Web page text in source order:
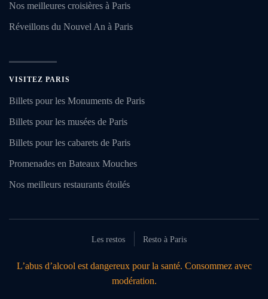
Nos meilleures croisières à Paris
Réveillons du Nouvel An à Paris
VISITEZ PARIS
Billets pour les Monuments de Paris
Billets pour les musées de Paris
Billets pour les cabarets de Paris
Promenades en Bateaux Mouches
Nos meilleurs restaurants étoilés
Les restos Resto à Paris
L’abus d’alcool est dangereux pour la santé. Consommez avec
modération.